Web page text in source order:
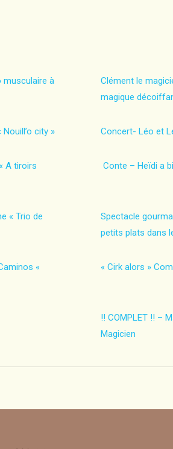
musculaire à
Clément le
magique
city » Concert- Léo et
A tiroirs
Conte – Heïdi a
« Trio de
Spectacle
petits plats dans
«
« Cirk alors »
!! COMPLET !! –
Magicien